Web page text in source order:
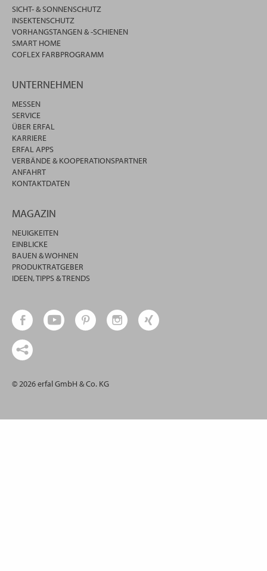
SICHT- & SONNENSCHUTZ
INSEKTENSCHUTZ
VORHANGSTANGEN & -SCHIENEN
SMART HOME
COFLEX FARBPROGRAMM
UNTERNEHMEN
MESSEN
SERVICE
ÜBER ERFAL
KARRIERE
ERFAL APPS
VERBÄNDE & KOOPERATIONSPARTNER
ANFAHRT
KONTAKTDATEN
MAGAZIN
NEUIGKEITEN
EINBLICKE
BAUEN & WOHNEN
PRODUKTRATGEBER
IDEEN, TIPPS & TRENDS
© 2026 erfal GmbH & Co. KG